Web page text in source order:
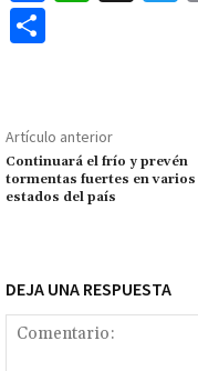
o
k
p
p
p
ar
tir
Artículo anterior
Continuará el frío y prevén
tormentas fuertes en varios
estados del país
DEJA UNA RESPUESTA